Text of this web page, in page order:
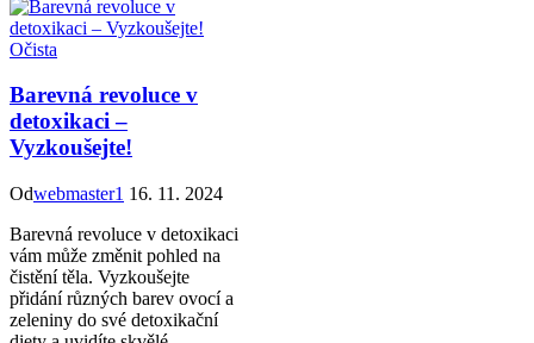
Očista
Barevná revoluce v
detoxikaci –
Vyzkoušejte!
Odwebmaster1 16. 11. 2024
Barevná revoluce v detoxikaci
vám může změnit pohled na
čistění těla. Vyzkoušejte
přidání různých barev ovocí a
zeleniny do své detoxikační